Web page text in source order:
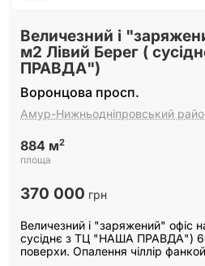
Величезний і
м2 Лівий Берег (
ПРАВДА")
Воронцова просп.
Амур-Нижньодніпровський
884 м2
площа
370 000 грн
Величезний і "заряжений" офіс
сусіднє з ТЦ "НАША ПРАВДА")
поверхи. Опалення чіллір